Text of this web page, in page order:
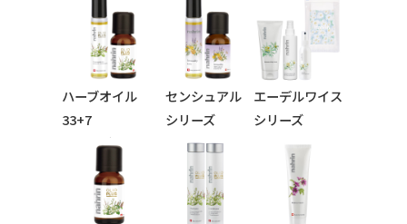
ハーブオイル
33+7
シリーズ
センシュアル
シリーズ
エーデルワイス
シリーズ